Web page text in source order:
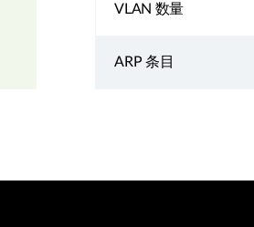
VLAN 数量
ARP 条目